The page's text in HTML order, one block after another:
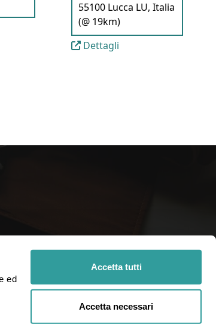
ed
Accetta tutti
Accetta necessari
55100 Lucca LU, Italia
(@ 19km)
Dettagli